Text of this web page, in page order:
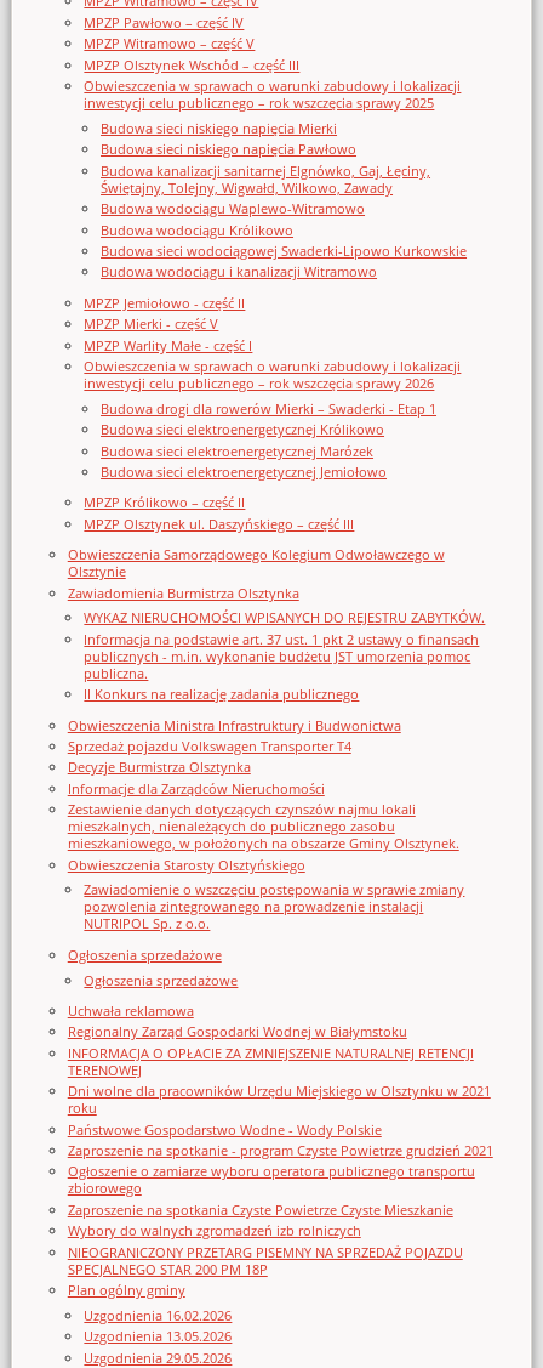
MPZP Pawłowo – część IV
MPZP Witramowo – część V
MPZP Olsztynek Wschód – część III
Obwieszczenia w sprawach o warunki zabudowy i lokalizacji
inwestycji celu publicznego – rok wszczęcia sprawy 2025
Budowa sieci niskiego napięcia Mierki
Budowa sieci niskiego napięcia Pawłowo
Budowa kanalizacji sanitarnej Elgnówko, Gaj, Łęciny,
Świętajny, Tolejny, Wigwałd, Wilkowo, Zawady
Budowa wodociągu Waplewo-Witramowo
Budowa wodociągu Królikowo
Budowa sieci wodociągowej Swaderki-Lipowo Kurkowskie
Budowa wodociągu i kanalizacji Witramowo
MPZP Jemiołowo - część II
MPZP Mierki - część V
MPZP Warlity Małe - część I
Obwieszczenia w sprawach o warunki zabudowy i lokalizacji
inwestycji celu publicznego – rok wszczęcia sprawy 2026
Budowa drogi dla rowerów Mierki – Swaderki - Etap 1
Budowa sieci elektroenergetycznej Królikowo
Budowa sieci elektroenergetycznej Marózek
Budowa sieci elektroenergetycznej Jemiołowo
MPZP Królikowo – część II
MPZP Olsztynek ul. Daszyńskiego – część III
Obwieszczenia Samorządowego Kolegium Odwoławczego w
Olsztynie
Zawiadomienia Burmistrza Olsztynka
WYKAZ NIERUCHOMOŚCI WPISANYCH DO REJESTRU ZABYTKÓW.
Informacja na podstawie art. 37 ust. 1 pkt 2 ustawy o finansach
publicznych - m.in. wykonanie budżetu JST umorzenia pomoc
publiczna.
II Konkurs na realizację zadania publicznego
Obwieszczenia Ministra Infrastruktury i Budwonictwa
Sprzedaż pojazdu Volkswagen Transporter T4
Decyzje Burmistrza Olsztynka
Informacje dla Zarządców Nieruchomości
Zestawienie danych dotyczących czynszów najmu lokali
mieszkalnych, nienależących do publicznego zasobu
mieszkaniowego, w położonych na obszarze Gminy Olsztynek.
Obwieszczenia Starosty Olsztyńskiego
Zawiadomienie o wszczęciu postępowania w sprawie zmiany
pozwolenia zintegrowanego na prowadzenie instalacji
NUTRIPOL Sp. z o.o.
Ogłoszenia sprzedażowe
Ogłoszenia sprzedażowe
Uchwała reklamowa
Regionalny Zarząd Gospodarki Wodnej w Białymstoku
INFORMACJA O OPŁACIE ZA ZMNIEJSZENIE NATURALNEJ RETENCJI
TERENOWEJ
Dni wolne dla pracowników Urzędu Miejskiego w Olsztynku w 2021
roku
Państwowe Gospodarstwo Wodne - Wody Polskie
Zaproszenie na spotkanie - program Czyste Powietrze grudzień 2021
Ogłoszenie o zamiarze wyboru operatora publicznego transportu
zbiorowego
Zaproszenie na spotkania Czyste Powietrze Czyste Mieszkanie
Wybory do walnych zgromadzeń izb rolniczych
NIEOGRANICZONY PRZETARG PISEMNY NA SPRZEDAŻ POJAZDU
SPECJALNEGO STAR 200 PM 18P
Plan ogólny gminy
Uzgodnienia 16.02.2026
Uzgodnienia 13.05.2026
Uzgodnienia 29.05.2026